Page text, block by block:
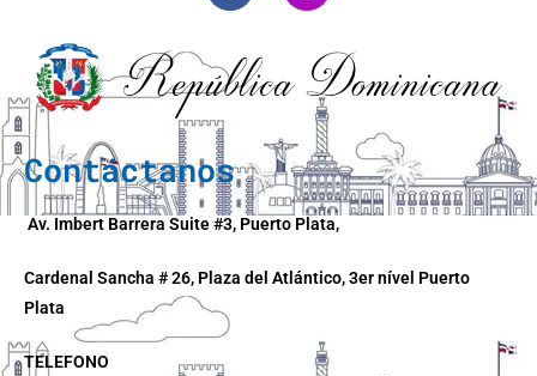
Contáctanos
Av. Imbert Barrera Suite #3, Puerto Plata,
Cardenal Sancha # 26, Plaza del Atlántico, 3er nível Puerto
Plata
TELEFONO